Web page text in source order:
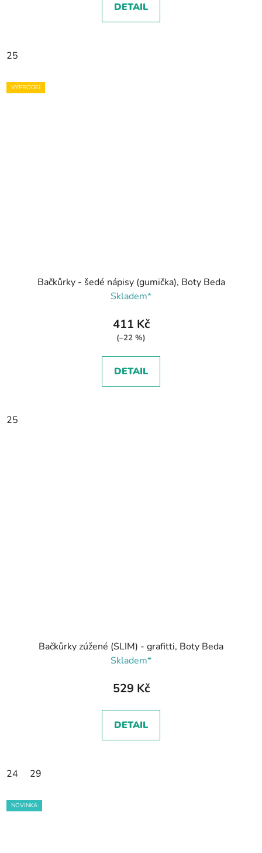
DETAIL
25
VÝPRODEJ
Bačkůrky - šedé nápisy (gumička), Boty Beda
Skladem*
411 Kč
(–22 %)
DETAIL
25
Bačkůrky zúžené (SLIM) - grafitti, Boty Beda
Skladem*
529 Kč
DETAIL
24 29
NOVINKA